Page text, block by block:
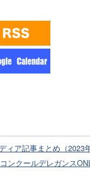
ィア記事まとめ（2023
ンクールデレガンス